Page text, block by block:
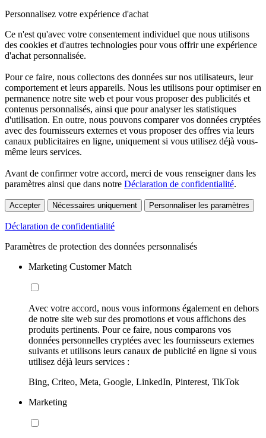
Personnalisez votre expérience d'achat
Ce n'est qu'avec votre consentement individuel que nous utilisons
des cookies et d'autres technologies pour vous offrir une expérience
d'achat personnalisée.
Pour ce faire, nous collectons des données sur nos utilisateurs, leur
comportement et leurs appareils. Nous les utilisons pour optimiser en
permanence notre site web et pour vous proposer des publicités et
contenus personnalisés, ainsi que pour analyser les statistiques
d'utilisation. En outre, nous pouvons comparer vos données cryptées
avec des fournisseurs externes et vous proposer des offres via leurs
canaux publicitaires en ligne, uniquement si vous utilisez déjà vous-
même leurs services.
Avant de confirmer votre accord, merci de vous renseigner dans les
paramètres ainsi que dans notre Déclaration de confidentialité.
Accepter Nécessaires uniquement Personnaliser les paramètres
Déclaration de confidentialité
Paramètres de protection des données personnalisés
Marketing Customer Match
Avec votre accord, nous vous informons également en dehors
de notre site web sur des promotions et vous affichons des
produits pertinents. Pour ce faire, nous comparons vos
données personnelles cryptées avec les fournisseurs externes
suivants et utilisons leurs canaux de publicité en ligne si vous
utilisez déjà leurs services :
Bing, Criteo, Meta, Google, LinkedIn, Pinterest, TikTok
Marketing